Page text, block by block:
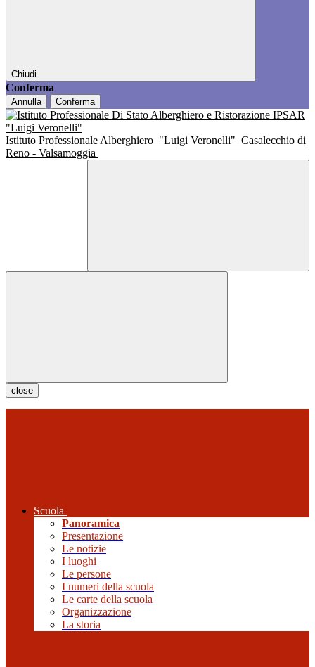
Chiudi
Conferma
Annulla Conferma
Istituto Professionale Alberghiero "Luigi Veronelli" Casalecchio di
Reno - Valsamoggia
close
Scuola
Panoramica
Presentazione
Le notizie
I luoghi
Le persone
I numeri della scuola
Le carte della scuola
Organizzazione
La storia